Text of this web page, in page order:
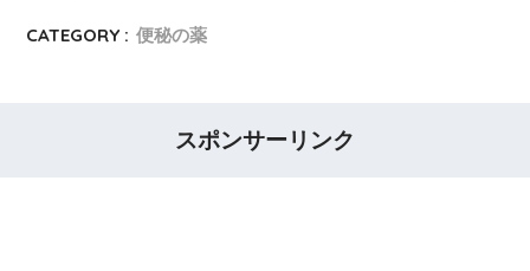
CATEGORY : 便秘の薬
スポンサーリンク